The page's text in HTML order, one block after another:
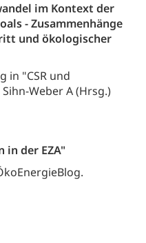
im Kontext der
- Zusammenhänge
und ökologischer
in "CSR und
Weber A (Hrsg.)
der EZA"